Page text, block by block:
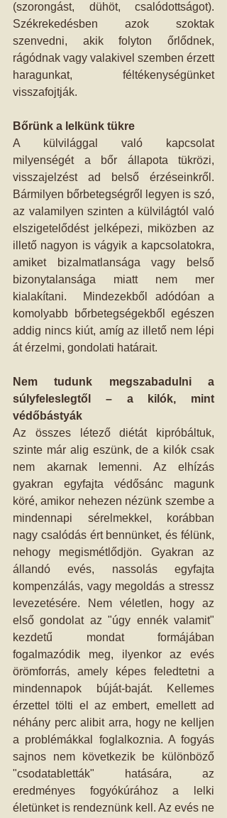
(szorongást, dühöt, csalódottságot).
Székrekedésben azok szoktak
szenvedni, akik folyton őrlődnek,
rágódnak vagy valakivel szemben érzett
haragunkat, féltékenységünket
visszafojtják.
Bőrünk a lelkünk tükre
A külvilággal való kapcsolat
milyenségét a bőr állapota tükrözi,
visszajelzést ad belső érzéseinkről.
Bármilyen bőrbetegségről legyen is szó,
az valamilyen szinten a külvilágtól való
elszigetelődést jelképezi, miközben az
illető nagyon is vágyik a kapcsolatokra,
amiket bizalmatlansága vagy belső
bizonytalansága miatt nem mer
kialakítani.  Mindezekből adódóan a
komolyabb bőrbetegségekből egészen
addig nincs kiút, amíg az illető nem lépi
át érzelmi, gondolati határait.
Nem tudunk megszabadulni a
súlyfeleslegtől – a kilók, mint
védőbástyák
Az összes létező diétát kipróbáltuk,
szinte már alig eszünk, de a kilók csak
nem akarnak lemenni. Az elhízás
gyakran egyfajta védősánc magunk
köré, amikor nehezen nézünk szembe a
mindennapi sérelmekkel, korábban
nagy csalódás ért bennünket, és félünk,
nehogy megismétlődjön. Gyakran az
állandó evés, nassolás egyfajta
kompenzálás, vagy megoldás a stressz
levezetésére. Nem véletlen, hogy az
első gondolat az "úgy ennék valamit"
kezdetű mondat formájában
fogalmazódik meg, ilyenkor az evés
örömforrás, amely képes feledtetni a
mindennapok búját-baját. Kellemes
érzettel tölti el az embert, emellett ad
néhány perc alibit arra, hogy ne kelljen
a problémákkal foglalkoznia. A fogyás
sajnos nem következik be különböző
"csodatabletták" hatására, az
eredményes fogyókúrához a lelki
életünket is rendeznünk kell. Az evés ne